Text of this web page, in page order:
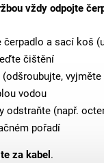
vždy odpojte
a sací koš
čištění
vodou
odstraňte (např.
pořadí
za kabel .